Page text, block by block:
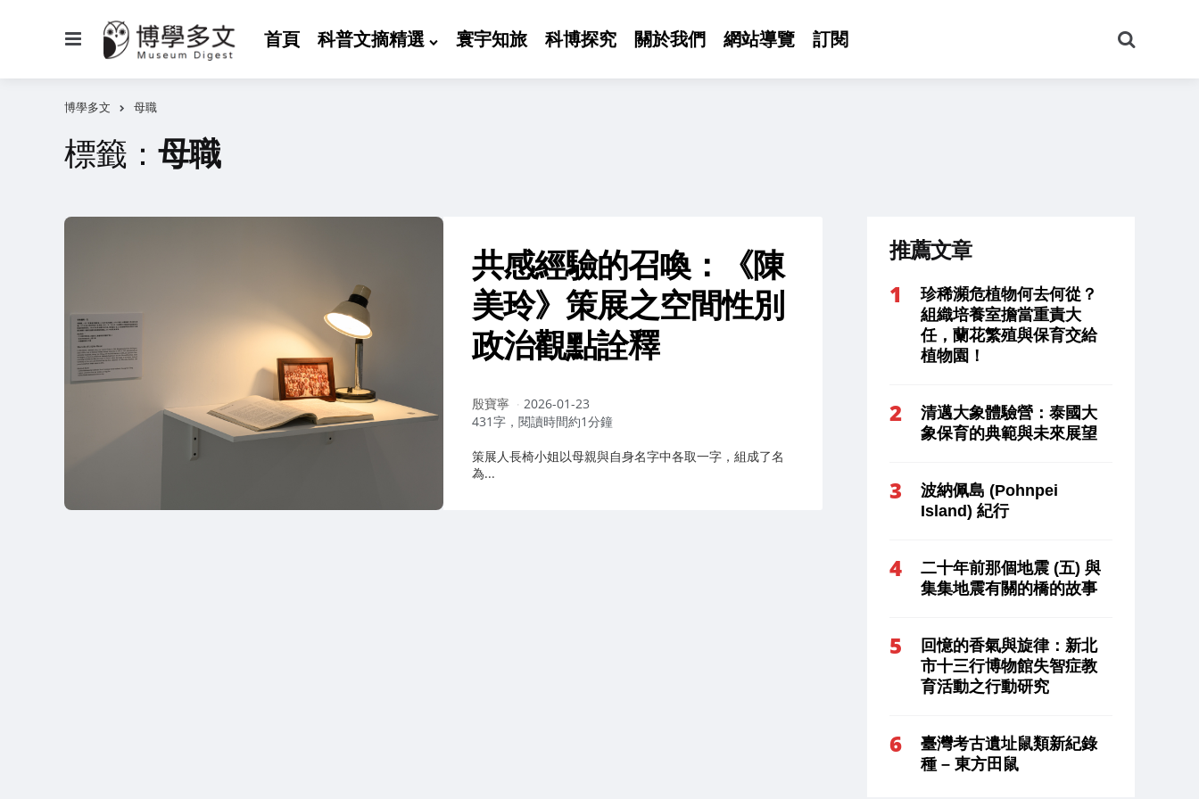
首頁 科普文摘精選 寰宇知旅 科博探究 關於我們 網站導覽 訂閱
尋
博學多文 母職
標籤： 母職
共感經驗的召喚：《陳
美玲》策展之空間性別
政治觀點詮釋
作
者：
殷寶寧
2026-01-23
431字，閱讀時間約1分鐘
策展人長椅小姐以母親與自身名字中各取一字，組成了名
為...
推薦文章
珍稀瀕危植物何去何從？
組織培養室擔當重責大
任，蘭花繁殖與保育交給
植物園！
清邁大象體驗營：泰國大
象保育的典範與未來展望
波納佩島 (Pohnpei
Island) 紀行
二十年前那個地震 (五) 與
集集地震有關的橋的故事
回憶的香氣與旋律：新北
市十三行博物館失智症教
育活動之行動研究
臺灣考古遺址鼠類新紀錄
種 – 東方田鼠